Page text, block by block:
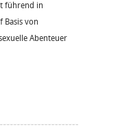
führend in
Basis von
Abenteuer